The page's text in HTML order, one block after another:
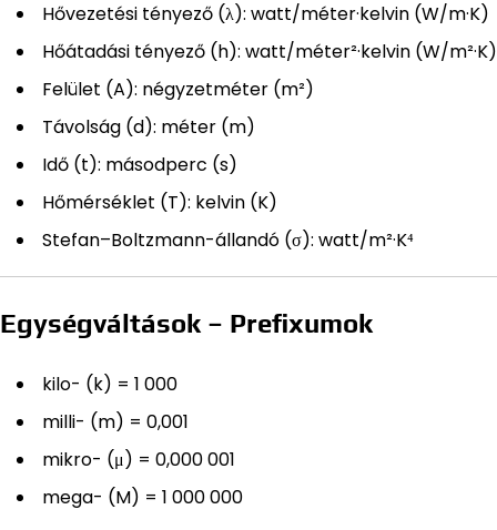
Hővezetési tényező (λ): watt/méter·kelvin (W/m·K)
Hőátadási tényező (h): watt/méter²·kelvin (W/m²·K)
Felület (A): négyzetméter (m²)
Távolság (d): méter (m)
Idő (t): másodperc (s)
Hőmérséklet (T): kelvin (K)
Stefan–Boltzmann-állandó (σ): watt/m²·K⁴
Egységváltások – Prefixumok
kilo- (k) = 1 000
milli- (m) = 0,001
mikro- (μ) = 0,000 001
mega- (M) = 1 000 000